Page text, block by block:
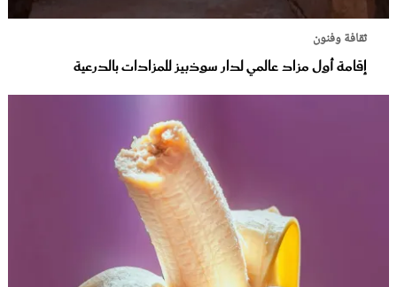
ثقافة وفنون
إقامة أول مزاد عالمي لدار سوذبيز للمزادات بالدرعية